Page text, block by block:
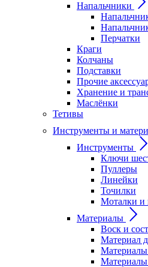
Напальчники
Перчатки
Краги
Колчаны
Подставки
Прочие
Хранение и
Маслёнки
Тетивы
Инструменты и
Инструменты
Ключи
Пуллеры
Линейки
Точилки
Моталки и
Материалы
Воск и
Материал
Материалы
Материалы